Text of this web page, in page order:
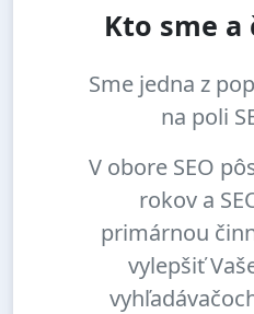
Kto sme a
Sme jedna z
na poli
V obore SEO
rokov a
primárnou
vylepšiť